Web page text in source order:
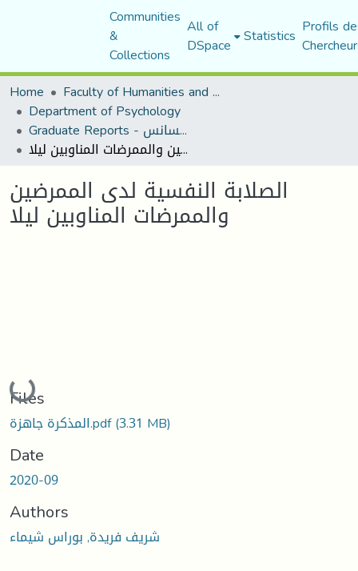
Communities
&
Collections
All of
DSpace Statistics Profils
Home
Faculty of Humanities and Social Sciences
Department of Psychology
Graduate Reports - تقارير الليسانس
الصلابة النفسية لدى الممرضين والممرضات المناوبين ليلا
الصلابة النفسية لدى الممرضين
والممرضات المناوبين ليلا
Loading...
Files
المذكرة جاهزة.pdf(3.31 MB)
Date
2020-09
Authors
شريف فريدة, بوراس شيماء